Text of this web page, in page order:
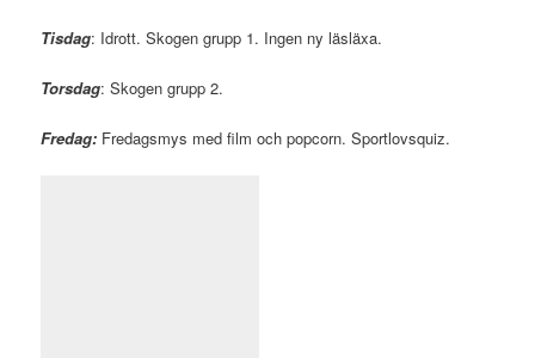
Tisdag: Idrott. Skogen grupp 1. Ingen ny läsläxa.
Torsdag: Skogen grupp 2.
Fredag: Fredagsmys med film och popcorn. Sportlovsquiz.